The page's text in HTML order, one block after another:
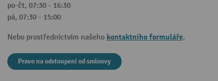
po-čt, 07:30 - 16:30
pá, 07:30 - 15:00
Nebo prostřednictvím našeho kontaktního formuláře.
Pravo na odstoupeni od smlouvy